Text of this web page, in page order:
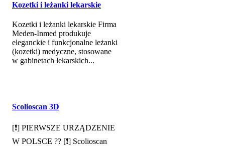
Kozetki i leżanki lekarskie
Kozetki i leżanki lekarskie Firma
Meden-Inmed produkuje
eleganckie i funkcjonalne leżanki
(kozetki) medyczne, stosowane
w gabinetach lekarskich...
Scolioscan 3D
[❗] PIERWSZE URZĄDZENIE
W POLSCE ?? [❗] Scolioscan